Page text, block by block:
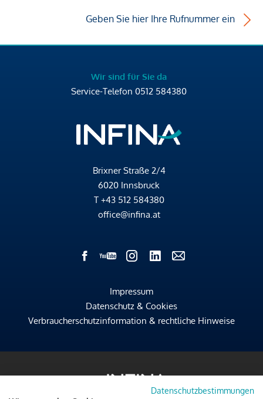
Geben Sie hier Ihre Rufnummer ein
Wir sind für Sie da
Service-Telefon 0512 584380
Brixner Straße 2/4
6020 Innsbruck
T +43 512 584380
office@infina.at
Impressum
Datenschutz & Cookies
Verbraucherschutzinformation & rechtliche Hinweise
Datenschutzbestimmungen